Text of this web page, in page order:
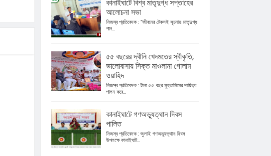
কানাইঘাটে বিশ্ব মাতৃদুগ্ধ সপ্তাহের
আলোচনা সভা
নিজস্ব প্রতিবেদক : “জীবনের টেকসই সূচনায় মাতৃদুগ্ধ
পান...
৫৫ বছরের দ্বীনি খেদমতের স্বীকৃতি,
ভালোবাসায় সিক্ত মাওলানা গোলাম
ওয়াহিদ
নিজস্ব প্রতিবেদক : টানা ৫৫ বছর মুহতামিমের দায়িত্ব
পালন করে...
কানাইঘাটে গণঅভ্যুত্থান দিবস
পালিত
নিজস্ব প্রতিবেদক : জুলাই গণঅভ্যুত্থান দিবস
উপলক্ষে কানাইঘাট...